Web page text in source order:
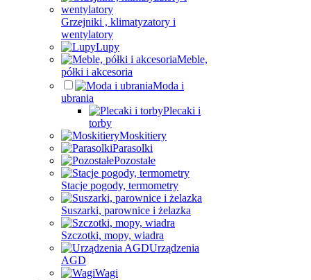
Grzejniki , klimatyzatory i
wentylatory
Lupy
Meble,
półki i akcesoria
Moda i
ubrania
Plecaki i
torby
Moskitiery
Parasolki
Pozostałe
Stacje pogody, termometry
Suszarki, parownice i żelazka
Szczotki, mopy, wiadra
Urządzenia
AGD
Wagi